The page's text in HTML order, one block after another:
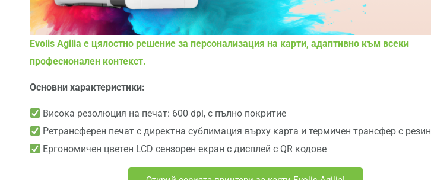
Evolis Agilia е цялостно решение за персонализация на карти, адаптивно към всеки
професионален контекст.
Основни характеристики:
Висока резолюция на печат: 600 dpi, с пълно покритие
Ретрансферен печат с директна сублимация върху карта и термичен трансфер с резин
Ергономичен цветен LCD сензорен екран с дисплей с QR кодове